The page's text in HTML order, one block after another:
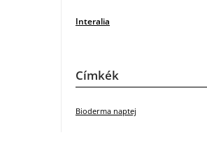
Interalia
Címkék
Bioderma naptej